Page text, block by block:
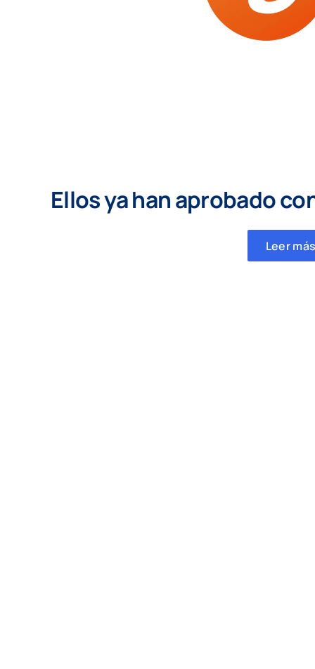
Ellos ya han aprobado
Leer